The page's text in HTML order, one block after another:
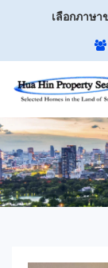
เลือกภาษ